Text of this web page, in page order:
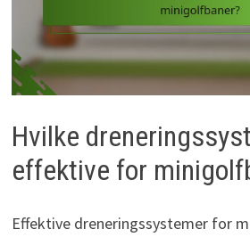
Hvilke
effektive for
Effektive dreneringssystemer for